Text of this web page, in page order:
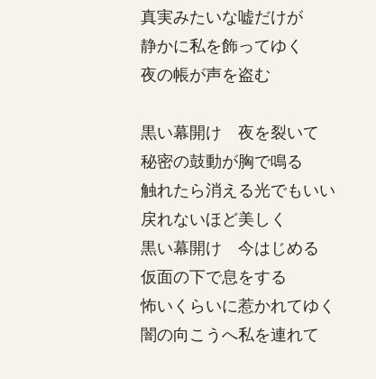
真実みたいな嘘だけが
静かに私を飾ってゆく
夜の帳が声を盗む
黒い幕開け 夜を裂いて
秘密の鼓動が胸で鳴る
触れたら消える光でもいい
戻れないほど美しく
黒い幕開け 今はじめる
仮面の下で息をする
怖いくらいに惹かれてゆく
闇の向こうへ私を連れて